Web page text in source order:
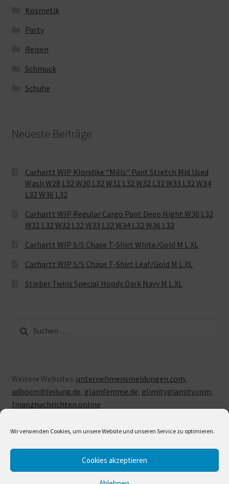
Wir verwenden Cookies, um unsere Website und unseren Service zu optimieren.
Cookies akzeptieren
Kosmetik
Party
Reisen
Schmuck
Schuhe
Neueste Beiträge
Carhartt WIP Klondike “Mills“ Pant Stretch Mid Used
Wash W28 L32 W30 L32 W31 L32 W32 L32 W33 L32 W34
L32 W36 L32
Carhartt WIP Regular Cargo Pant Deep Night W30 L32
W31 L32 W32 L32 W33 L32 W34 L32 W36 L32
Carhartt WIP S/S Chase T-Shirt White/Gold M L XL
Carhartt WIP S/S Chase T-Shirt Leaf/Gold M L XL
Stieber Twins Special Hoody Dark Navy M L XL
Suche
nach:
Weitere Websites: unternehmensmeldungen.com,
adhocmitteilung.de, glamfemme.de, glimityglamity.com,
finanznachrichten.online
© LUXUSLOVE 2026
Erstellt mit Storefront & WooCommerce